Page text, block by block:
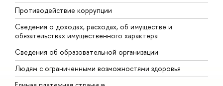
Противодействие коррупции
Сведения о доходах, расходах, об имуществе и
обязательствах имущественного характера
Сведения об образовательной организации
Людям с ограниченными возможностями здоровья